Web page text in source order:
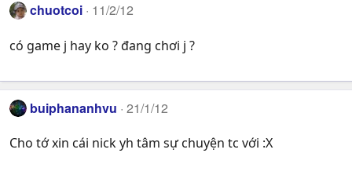
chuotcoi 11/2/12
có game j hay ko ? đang chơi j ?
buiphananhvu 21/1/12
Cho tớ xin cái nick yh tâm sự chuyện tc với :X